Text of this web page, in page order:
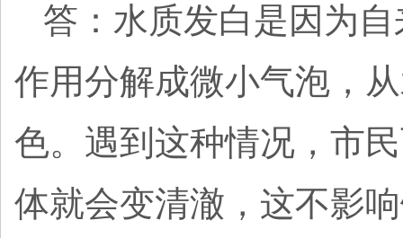
答：水质发白是因为
作用分解成微小气泡，
色。遇到这种情况，市
体就会变清澈，这不影